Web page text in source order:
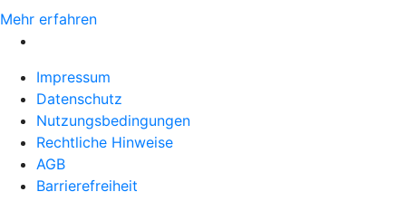
Mehr erfahren
Impressum
Datenschutz
Nutzungsbedingungen
Rechtliche Hinweise
AGB
Barrierefreiheit